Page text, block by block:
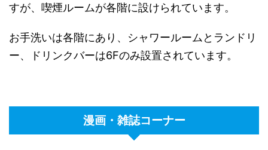
すが、喫煙ルームが各階に設けられています。
お手洗いは各階にあり、シャワールームとランドリ
ー、ドリンクバーは6Fのみ設置されています。
漫画・雑誌コーナー